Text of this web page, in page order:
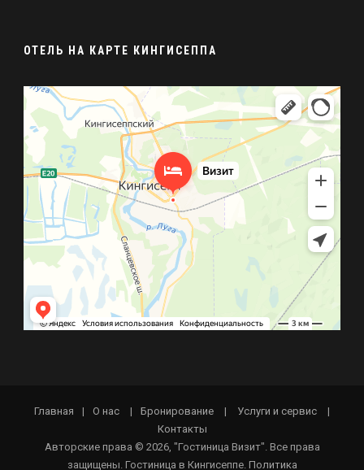
ОТЕЛЬ НА КАРТЕ КИНГИСЕППА
Визит
Гостиница в Кингисеппе
Главная | О нас | Бронирование | Услуги и сервис
|
Контакты
Авторские права © 2026, "Гостиница Визит". Все права
защищены. Гостиница в Кингисеппе. Политика